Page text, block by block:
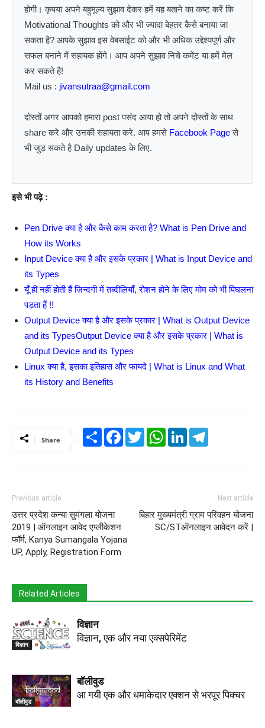
होगी। कृपया अपने बहुमूल्य सुझाव देकर हमें यह बताने का कष्ट करें कि
Motivational Thoughts को और भी ज्यादा बेहतर कैसे बनाया जा
सकता है? आपके सुझाव इस वेबसाईट को और भी अधिक उद्देश्यपूर्ण और
सफल बनाने में सहायक होंगे। आप अपने सुझाव निचे कमेंट या हमें मेल
कर सकते है!
Mail us : jivansutraa@gmail.com
दोस्तों अगर आपको हमारा post पसंद आया हो तो अपने दोस्तों के साथ
share करे और उनकी सहायता करे. आप हमसे Facebook Pageसे
भी जुड़ सकते है Daily updates के लिए.
इसे भी पढ़े :
Pen Drive क्या है और कैसे काम करता है? What is Pen Drive and
How its Works
Input Device क्या है और इसके प्रकार | What is Input Device and
its Types
यूँ ही नहीं होती हैं ज़िन्दगी में तब्दीलियाँ, रोशन होने के लिए मोम को भी पिघलना
पड़ता हैं !!
Output Device क्या है और इसके प्रकार | What is Output Device
and its TypesOutput Device क्या है और इसके प्रकार | What is
Output Device and its Types
Linux क्या है, इसका इतिहास और फायदे | What is Linux and What
its History and Benefits
Share
Share FacebookTwitterWhatsApp
LinkedIn
Previous article
उत्तर प्रदेश कन्या सुमंगला योजना
2019 | ऑनलाइन आवेद एप्लीकेशन
फॉर्म, Kanya Sumangala Yojana
UP, Apply, Registration Form
Next article
बिहार मुख्यमंत्री ग्राम परिवहन योजना
SC/STऑनलाइन आवेदन करें |
Related Articles
विज्ञान
विज्ञान
विज्ञान, एक और नया एक्सपेरिमेंट
बॉलीवुड
बॉलीवुड
आ गयी एक और धमाकेदार एक्शन से भरपूर पिक्चर